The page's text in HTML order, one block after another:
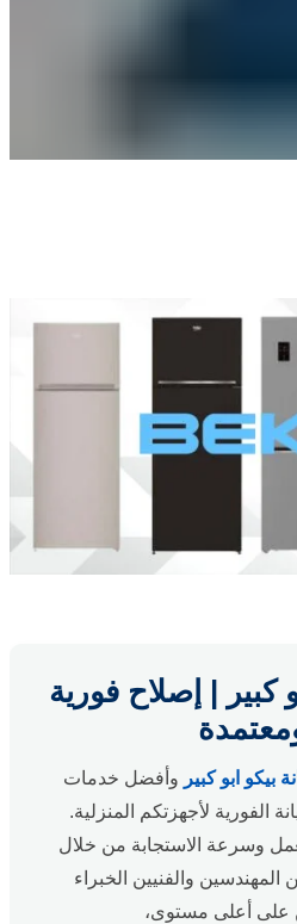
كبير | إصلاح فورية
بيكو ابو كبير وأفضل خدمات
الفورية لأجهزتكم المنزلية.
وسرعة الاستجابة من خلال
والفنيين الخبراء
على أعلى مستوى،